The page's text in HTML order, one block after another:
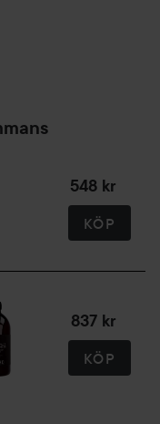
parfymer
PE-plast.
ett lödder innan du
548 kr
KÖP
837 kr
KÖP